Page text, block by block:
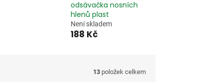
odsávačka nosních
hlenů plast
Není skladem
188 Kč
13 položek celkem